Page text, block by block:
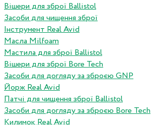
Вішери для зброї Ballistol
Засоби для чищення зброї
Інструмент Real Avid
Масла Milfoam
Мастила для зброї Ballistol
Вішери для зброї Bore Tech
Засоби для догляду за зброєю GNP
Йорж Real Avid
Патчі для чищення зброї Ballistol
Засоби для догляду за зброєю Bore Tech
Килимок Real Avid